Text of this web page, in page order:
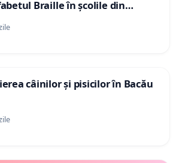
Braille în școlile din
câinilor și pisicilor în Bacău